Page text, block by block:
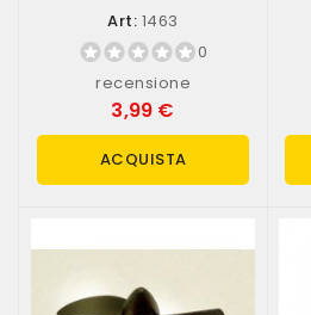
Art: 1463
0
recensione
3,99 €
ACQUISTA